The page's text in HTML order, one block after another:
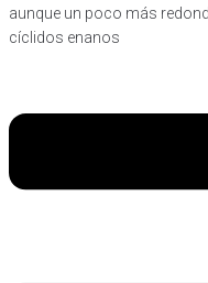
aunque un poco más
cíclidos enanos